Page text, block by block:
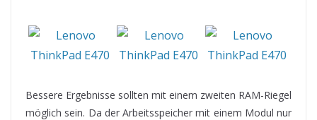
Bessere Ergebnisse sollten mit einem zweiten RAM-Riegel
möglich sein. Da der Arbeitsspeicher mit einem Modul nur